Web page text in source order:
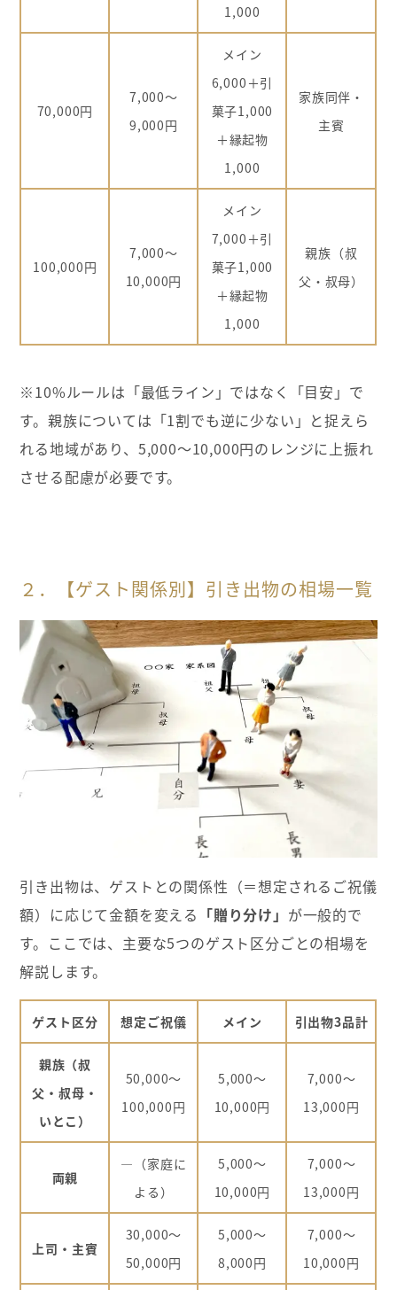
1,000
70,000円
7,000〜
9,000円
メイン
6,000＋引
菓子1,000
＋縁起物
1,000
家族同伴・
主賓
100,000円
7,000〜
10,000円
メイン
7,000＋引
菓子1,000
＋縁起物
1,000
親族（叔
父・叔母）
※10%ルールは「最低ライン」ではなく「目安」で
す。親族については「1割でも逆に少ない」と捉えら
れる地域があり、5,000〜10,000円のレンジに上振れ
させる配慮が必要です。
２．【ゲスト関係別】引き出物の相場一覧
引き出物は、ゲストとの関係性（＝想定されるご祝儀
額）に応じて金額を変える 「贈り分け」 が一般的で
す。ここでは、主要な5つのゲスト区分ごとの相場を
解説します。
ゲスト区分 想定ご祝儀 メイン 引出物3品計
親族（叔
父・叔母・
いとこ）
50,000～
100,000円
5,000～
10,000円
7,000～
13,000円
両親
―（家庭に
よる）
5,000～
10,000円
7,000～
13,000円
上司・主賓
30,000～
50,000円
5,000～
8,000円
7,000～
10,000円